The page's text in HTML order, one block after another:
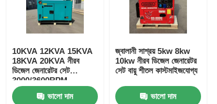
10KVA 12KVA 15KVA
18KVA 20KVA নীরব
ডিজেল জেনারেটর সেট
3000/3600RPM
ভালো দাম
জ্বালানী সাশ্রয় 5kw 8kw
10kw নীরব ডিজেল জেনারেটর
সেট বায়ু শীতল কাস্টমাইজযোগ্য
ভালো দাম